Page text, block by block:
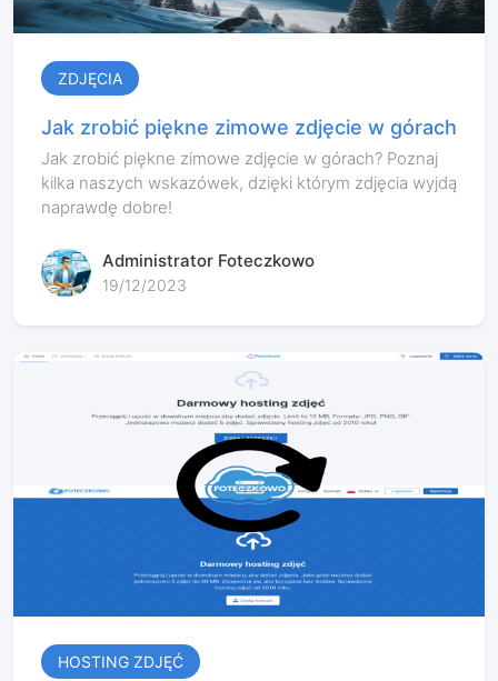
ZDJĘCIA
Jak zrobić piękne zimowe zdjęcie w górach
Jak zrobić piękne zimowe zdjęcie w górach? Poznaj
kilka naszych wskazówek, dzięki którym zdjęcia wyjdą
naprawdę dobre!
Administrator Foteczkowo
19/12/2023
HOSTING ZDJĘĆ